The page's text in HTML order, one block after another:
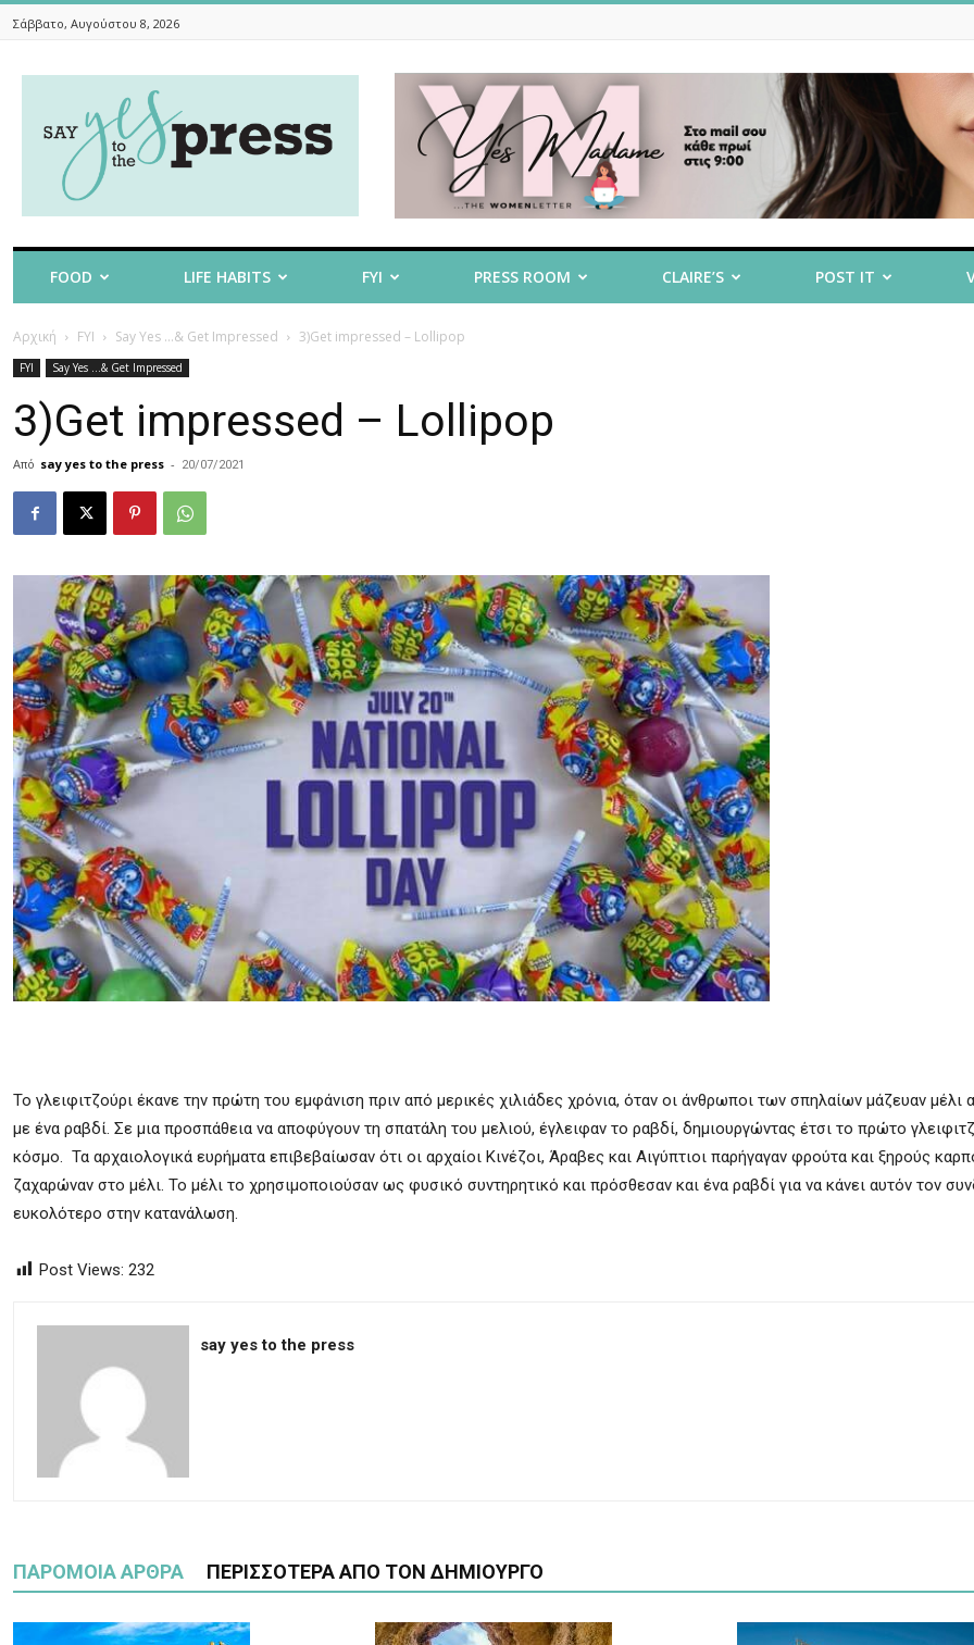
Σάββατο, Αυγούστου 8, 2026
To
The
FOOD LIFE HABITS FYI PRESS ROOM CLAIRE’S POST IT
Αρχική FYI Say Yes ...& Get Impressed 3)Get impressed – Lollipop
FYI Say Yes ...& Get Impressed
3)Get impressed – Lollipop
Από say yes to the press - 20/07/2021
Το γλειφιτζούρι έκανε την πρώτη του εμφάνιση πριν από μερικές χιλιάδες χρόνια, όταν οι άνθρωποι των σπηλαίων μάζευαν
με ένα ραβδί. Σε μια προσπάθεια να αποφύγουν τη σπατάλη του μελιού, έγλειφαν το ραβδί, δημιουργώντας έτσι το πρώτο
κόσμο. Τα αρχαιολογικά ευρήματα επιβεβαίωσαν ότι οι αρχαίοι Κινέζοι, Άραβες και Αιγύπτιοι παρήγαγαν φρούτα και ξηρούς
ζαχαρώναν στο μέλι. Το μέλι το χρησιμοποιούσαν ως φυσικό συντηρητικό και πρόσθεσαν και ένα ραβδί για να κάνει αυτόν τον
ευκολότερο στην κατανάλωση.
Post Views: 232
say yes to the press
ΠΑΡΟΜΟΙΑ ΑΡΘΡΑ ΠΕΡΙΣΣΟΤΕΡΑ ΑΠΟ ΤΟΝ ΔΗΜΙΟΥΡΓΟ